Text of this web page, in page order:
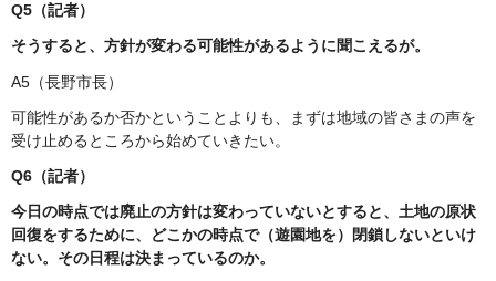
Q5（記者）
そうすると、方針が変わる可能性があるように聞こえるが。
A5（長野市長）
可能性があるか否かということよりも、まずは地域の皆さまの声を
受け止めるところから始めていきたい。
Q6（記者）
今日の時点では廃止の方針は変わっていないとすると、土地の原状
回復をするために、どこかの時点で（遊園地を）閉鎖しないといけ
ない。その日程は決まっているのか。